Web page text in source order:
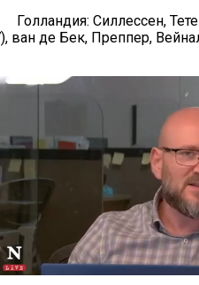
Голландия: Силлессен,
ван де Бек, Преппер,